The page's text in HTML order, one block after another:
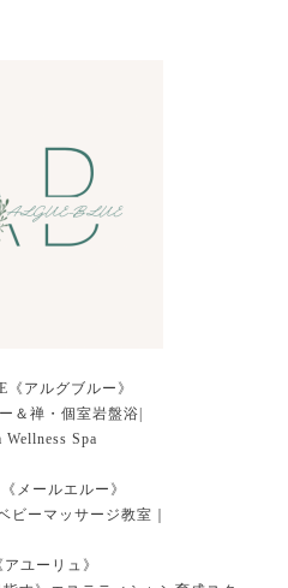
アルグブルー》
＆禅・個室岩盤浴|
Wellness Spa
メールエルー》
ビーマッサージ教室｜
ユーリュ》